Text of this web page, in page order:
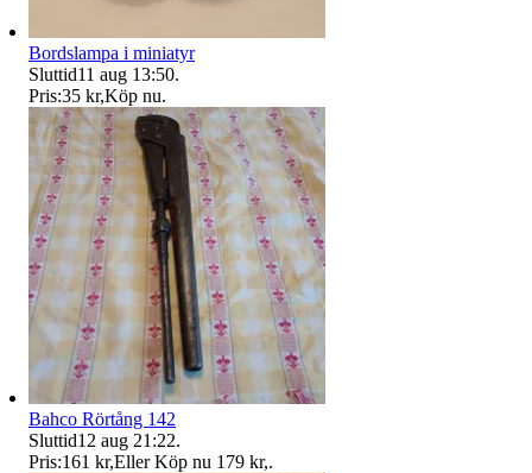
Bordslampa i miniatyr
Sluttid11 aug 13:50.
Pris:35 kr,Köp nu.
Bahco Rörtång 142
Sluttid12 aug 21:22.
Pris:161 kr,Eller Köp nu 179 kr,.